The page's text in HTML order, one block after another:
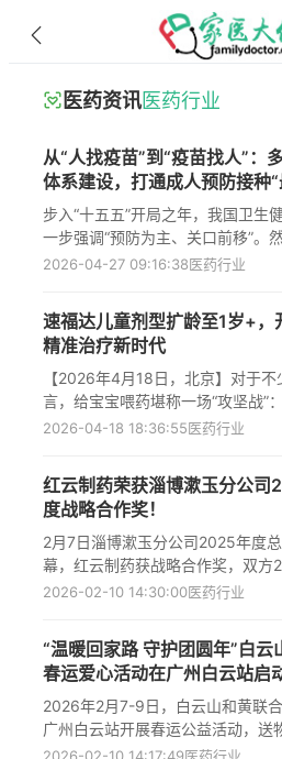
医药资讯医药行业
从“人找疫苗”到“疫苗找人”：
体系建设，打通成人预防接种“
里”
步入“十五五”开局之年，我国卫生
一步强调“预防为主、关口前移”。
长期被忽视的现实是：疫苗接种的
是免疫力逐渐开始走“下坡路”的50
年群体。从“儿童免疫规划为主”转向
群、全生命周期覆盖”，成为了我
体系的发展重点。
2026-04-27 09:16:38医药行业
速福达儿童剂型扩龄至1岁+，
精准治疗新时代
【2026年4月18日，北京】对于不
言，给宝宝喂药堪称一场“攻坚战”
喂药难、剂量难把控、一天多次服
“草莓‘奇遇’水，守护1+”主题发布会
布旗下抗流感创新药速福达干混悬
沙韦干混悬剂）扩展适应症在华上
龄从5岁及以上正式延伸至1岁及以
为万千中国家庭带来更便捷、更精
家，以及连锁药房代表、知名母婴
聚一堂，共同见证这一儿童流感防
要里程碑。随着此次扩龄，速福达
岁婴幼儿到成人的全人群覆盖，进
国低龄儿童抗流感治疗的短板，标
2026-04-18 18:36:55医药行业
红云制药荣获淄博漱玉分公司
度战略合作奖！
2月7日淄博漱玉分公司2025年度
幕，红云制药获战略合作奖，双方
度协作，未来将深化合作。
2026-02-10 14:30:00医药行业
“温暖回家路 守护团圆年”白云
春运爱心活动在广州白云站启
2026年2月7-9日，白云山和黄联
广州白云站开展春运公益活动，送
戏、赠饮，板蓝根可防流感。